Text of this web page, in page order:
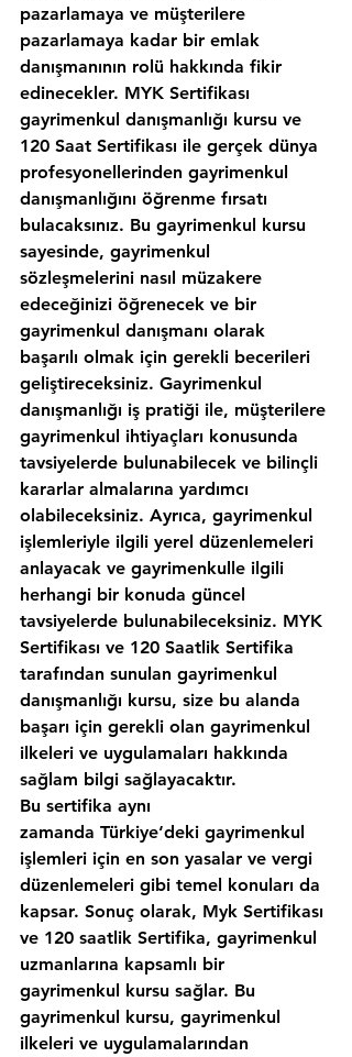
pazarlamaya ve müşterilere
pazarlamaya kadar bir emlak
danışmanının rolü hakkında fikir
edinecekler. MYK Sertifikası
gayrimenkul danışmanlığı kursu ve
120 Saat Sertifikası ile gerçek dünya
profesyonellerinden gayrimenkul
danışmanlığını öğrenme fırsatı
bulacaksınız. Bu gayrimenkul kursu
sayesinde, gayrimenkul
sözleşmelerini nasıl müzakere
edeceğinizi öğrenecek ve bir
gayrimenkul danışmanı olarak
başarılı olmak için gerekli becerileri
geliştireceksiniz. Gayrimenkul
danışmanlığı iş pratiği ile, müşterilere
gayrimenkul ihtiyaçları konusunda
tavsiyelerde bulunabilecek ve bilinçli
kararlar almalarına yardımcı
olabileceksiniz. Ayrıca, gayrimenkul
işlemleriyle ilgili yerel düzenlemeleri
anlayacak ve gayrimenkulle ilgili
herhangi bir konuda güncel
tavsiyelerde bulunabileceksiniz. MYK
Sertifikası ve 120 Saatlik Sertifika
tarafından sunulan gayrimenkul
danışmanlığı kursu, size bu alanda
başarı için gerekli olan gayrimenkul
ilkeleri ve uygulamaları hakkında
sağlam bilgi sağlayacaktır.
Bu sertifika aynı
zamanda Türkiye‘deki gayrimenkul
işlemleri için en son yasalar ve vergi
düzenlemeleri gibi temel konuları da
kapsar. Sonuç olarak, Myk Sertifikası
ve 120 saatlik Sertifika, gayrimenkul
uzmanlarına kapsamlı bir
gayrimenkul kursu sağlar. Bu
gayrimenkul kursu, gayrimenkul
ilkeleri ve uygulamalarından